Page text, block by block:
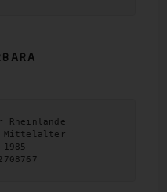
Mittelalter